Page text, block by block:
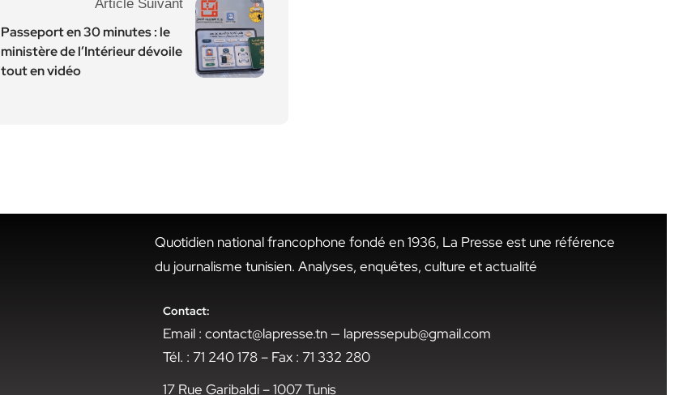
Article Suivant
Passeport en 30 minutes : le
ministère de l’Intérieur dévoile
tout en vidéo
Quotidien national francophone fondé en 1936, La Presse est une référence
du journalisme tunisien. Analyses, enquêtes, culture et actualité
Contact:
Email : contact@lapresse.tn — lapressepub@gmail.com
Tél. : 71 240 178 – Fax : 71 332 280
17 Rue Garibaldi – 1007 Tunis